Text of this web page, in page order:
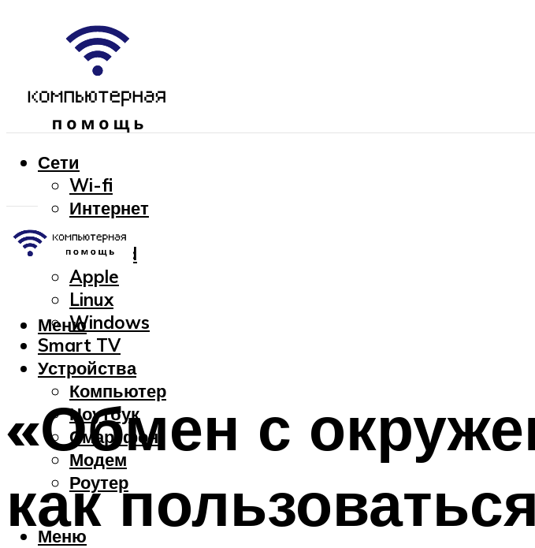
Сети
Wi-fi
Интернет
OC
Android
Apple
Linux
Windows
Smart TV
Устройства
Компьютер
Ноутбук
Смартфон
Модем
Роутер
Меню
Меню
«Обмен с
как